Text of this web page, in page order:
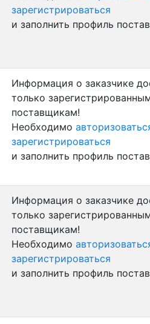
зарегистрироваться
и заполнить профиль
Информация о заказчике
только
поставщикам!
Необходимо
зарегистрироваться
и заполнить профиль
Информация о заказчике
только
поставщикам!
Необходимо
зарегистрироваться
и заполнить профиль